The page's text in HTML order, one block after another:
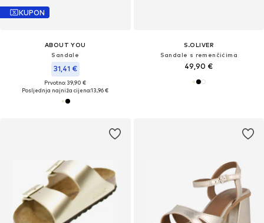
KUPON
ABOUT YOU
Sandale
31,41 €
Prvotno: 39,90 €
Posljednja najniža cijena:13,96 €
S.OLIVER
Sandale s remenčićima
49,90 €